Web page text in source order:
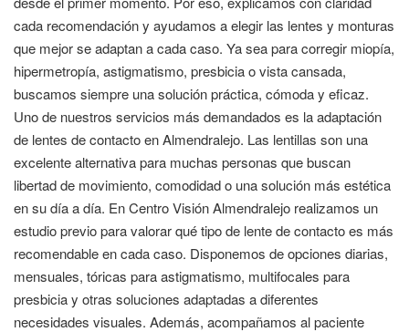
cada recomendación y ayudamos a elegir las lentes y monturas
que mejor se adaptan a cada caso. Ya sea para corregir miopía,
hipermetropía, astigmatismo, presbicia o vista cansada,
buscamos siempre una solución práctica, cómoda y eficaz.
Uno de nuestros servicios más demandados es la adaptación
de lentes de contacto en Almendralejo. Las lentillas son una
excelente alternativa para muchas personas que buscan
libertad de movimiento, comodidad o una solución más estética
en su día a día. En Centro Visión Almendralejo realizamos un
estudio previo para valorar qué tipo de lente de contacto es más
recomendable en cada caso. Disponemos de opciones diarias,
mensuales, tóricas para astigmatismo, multifocales para
presbicia y otras soluciones adaptadas a diferentes
necesidades visuales. Además, acompañamos al paciente